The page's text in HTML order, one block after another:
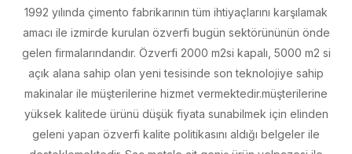
gelen firmalarındandır. Özverfi 2000 m2si kapalı, 5000 m2 si
açık alana sahip olan yeni tesisinde son teknolojiye sahip
makinalar ile müşterilerine hizmet vermektedir.müşterilerine
yüksek kalitede ürünü düşük fiyata sunabilmek için elinden
geleni yapan özverfi kalite politikasını aldığı belgeler ile
desteklemektedir. Sac metale ait geniş ürün yelpazesi ile
hergeçen gün büyüyen özverfi nitelikli personeli ile daima